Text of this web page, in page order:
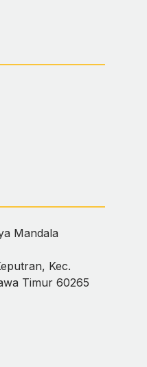
Mandala
Kec.
Timur 60265